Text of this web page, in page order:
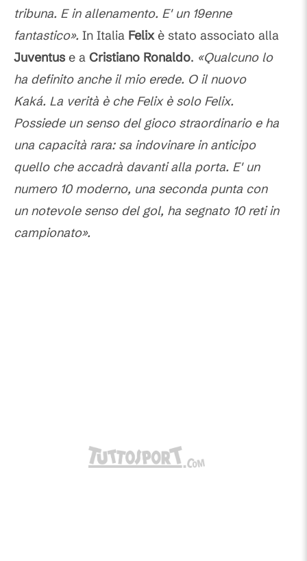
tribuna. E in allenamento. E' un 19enne
fantastico». In Italia Felix è stato associato alla
Juventus e a Cristiano Ronaldo. «Qualcuno lo
ha definito anche il mio erede. O il nuovo
Kaká. La verità è che Felix è solo Felix.
Possiede un senso del gioco straordinario e ha
una capacità rara: sa indovinare in anticipo
quello che accadrà davanti alla porta. E' un
numero 10 moderno, una seconda punta con
un notevole senso del gol, ha segnato 10 reti in
campionato».